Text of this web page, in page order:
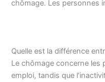
chômage. Les personnes
Quelle est la différence
Le chômage concerne les
emploi, tandis que